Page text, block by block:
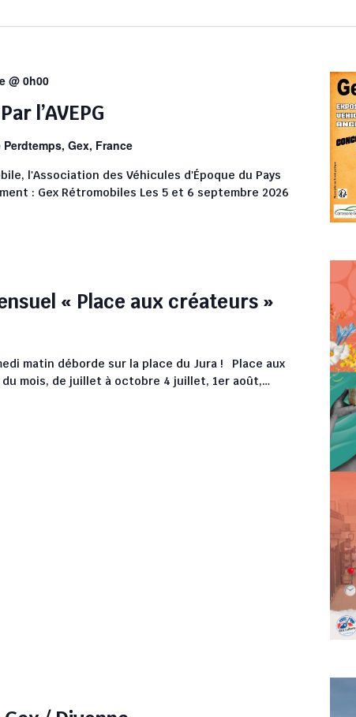
l’AVEPG
@ 0h00
Perdtemps, Gex, France
l'Association des Véhicules d'Époque du Pays
: Gex Rétromobiles Les 5 et 6 septembre 2026
« Place aux créateurs »
matin déborde sur la place du Jura ! Place aux
mois, de juillet à octobre 4 juillet, 1er août,…